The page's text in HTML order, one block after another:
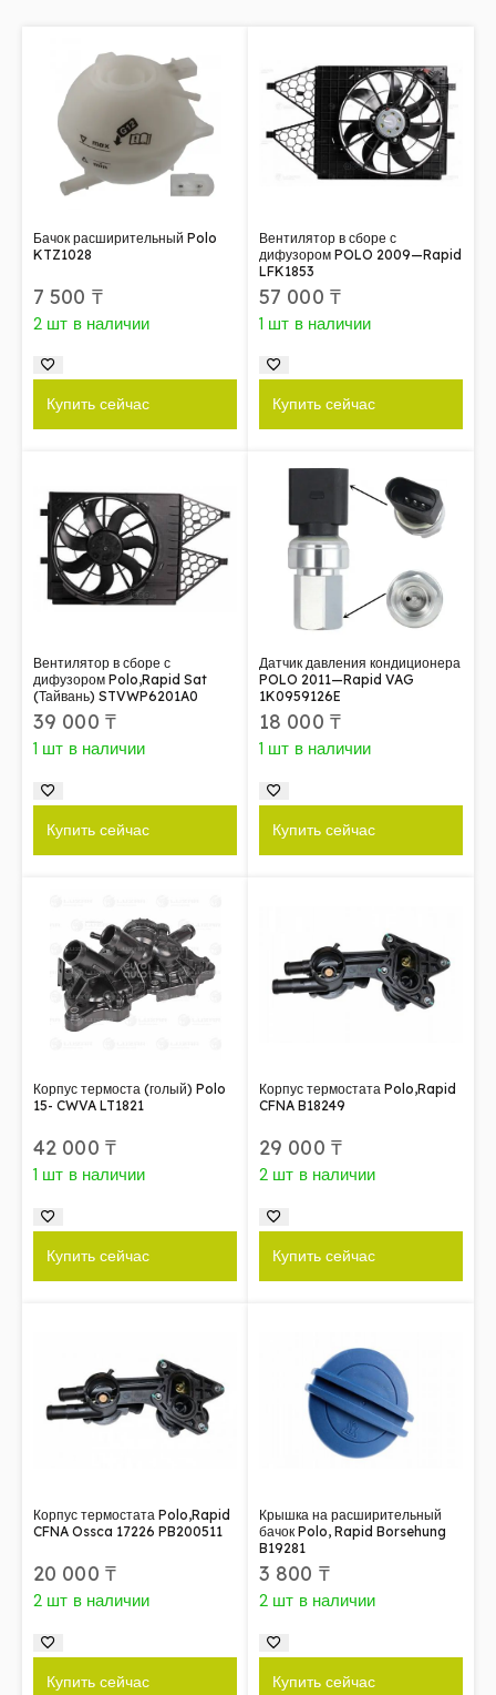
Бачок расширительный Polo
KTZ1028
7 500 ₸
2 шт в наличии
Купить сейчас
Вентилятор в сборе с
дифузором POLO 2009—Rapid
LFK1853
57 000 ₸
1 шт в наличии
Купить сейчас
Вентилятор в сборе с
дифузором Polo,Rapid Sat
(Тайвань) STVWP6201A0
39 000 ₸
1 шт в наличии
Купить сейчас
Датчик давления кондиционера
POLO 2011—Rapid VAG
1K0959126E
18 000 ₸
1 шт в наличии
Купить сейчас
Корпус термоста (голый) Polo
15- CWVA LT1821
42 000 ₸
1 шт в наличии
Купить сейчас
Корпус термостата Polo,Rapid
CFNA B18249
29 000 ₸
2 шт в наличии
Купить сейчас
Корпус термостата Polo,Rapid
CFNA Ossca 17226 PB200511
20 000 ₸
2 шт в наличии
Купить сейчас
Крышка на расширительный
бачок Polo, Rapid Borsehung
B19281
3 800 ₸
2 шт в наличии
Купить сейчас